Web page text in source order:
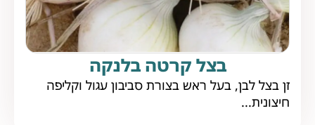
בצל קרטה בלנקה
זן בצל לבן, בעל ראש בצורת סביבון עגול וקליפה
חיצונית...